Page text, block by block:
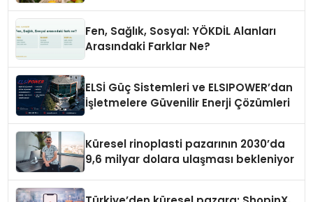
Fen, Sağlık, Sosyal: YÖKDİL Alanları
Arasındaki Farklar Ne?
ELSİ Güç Sistemleri ve ELSIPOWER’dan
İşletmelere Güvenilir Enerji Çözümleri
Küresel rinoplasti pazarının 2030’da
9,6 milyar dolara ulaşması bekleniyor